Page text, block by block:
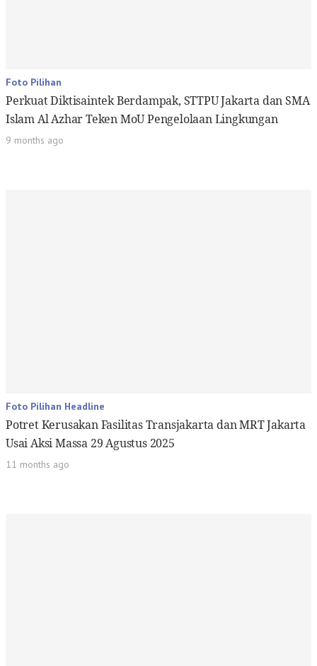
Foto Pilihan
Perkuat Diktisaintek Berdampak, STTPU Jakarta dan SMA
Islam Al Azhar Teken MoU Pengelolaan Lingkungan
9 months ago
Foto Pilihan Headline
Potret Kerusakan Fasilitas Transjakarta dan MRT Jakarta
Usai Aksi Massa 29 Agustus 2025
11 months ago